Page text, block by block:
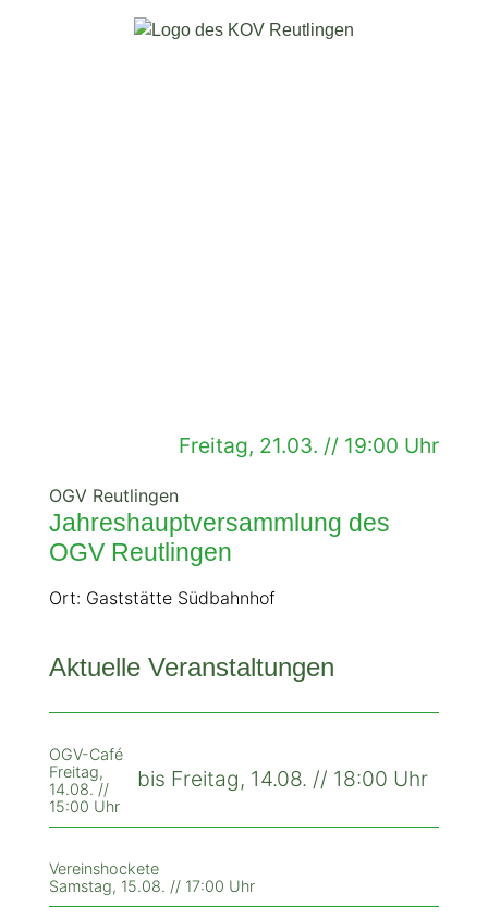
Freitag, 21.03. // 19:00 Uhr
OGV Reutlingen
Jahreshauptversammlung des
OGV Reutlingen
Ort: Gaststätte Südbahnhof
Aktuelle Veranstaltungen
OGV-Café
Freitag,
14.08. //
15:00 Uhr
bis Freitag, 14.08. // 18:00 Uhr
Vereinshockete
Samstag, 15.08. // 17:00 Uhr